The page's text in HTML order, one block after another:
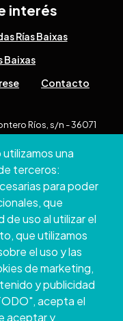
una
terceros:
para poder
que
uso al utilizar el
que utilizamos
el uso y las
de marketing,
y publicidad
acepta el
aceptar y
interés
Rías Baixas
Baixas
Contacto
Ríos, s/n - 36071
804 124